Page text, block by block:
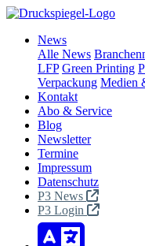
News
Alle News
LFP Green Printing
Verpackung Medien
Kontakt
Abo & Service
Blog
Newsletter
Termine
Impressum
Datenschutz
P3 News
P3 Login